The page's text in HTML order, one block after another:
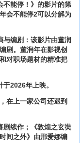
不能停！》的影片的第
会不能停2可以分解为
与编剧：该影片由董润
剧。董润年在影视创
对职场题材的精准把
2026年上映。
在上一家公司还遇到
剧续作；《敦煌之玄奘
间之外》由邢爱娜编